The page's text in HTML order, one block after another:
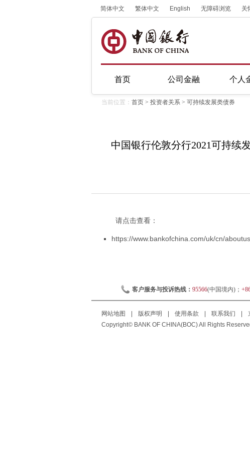
简体中文 繁体中文 English 无障碍浏览 关
首页 公司金融 个人
当前位置： 首页 > 投资者关系 > 可持续发展类债券
中国银行伦敦分行2021可持续
请点击查看：
https://www.bankofchina.com/uk/cn/
客户服务与投诉热线： 95566(中国境内)；
网站地图 版权声明 使用条款 联系我们
Copyright© BANK OF CHINA(BOC) All Rights